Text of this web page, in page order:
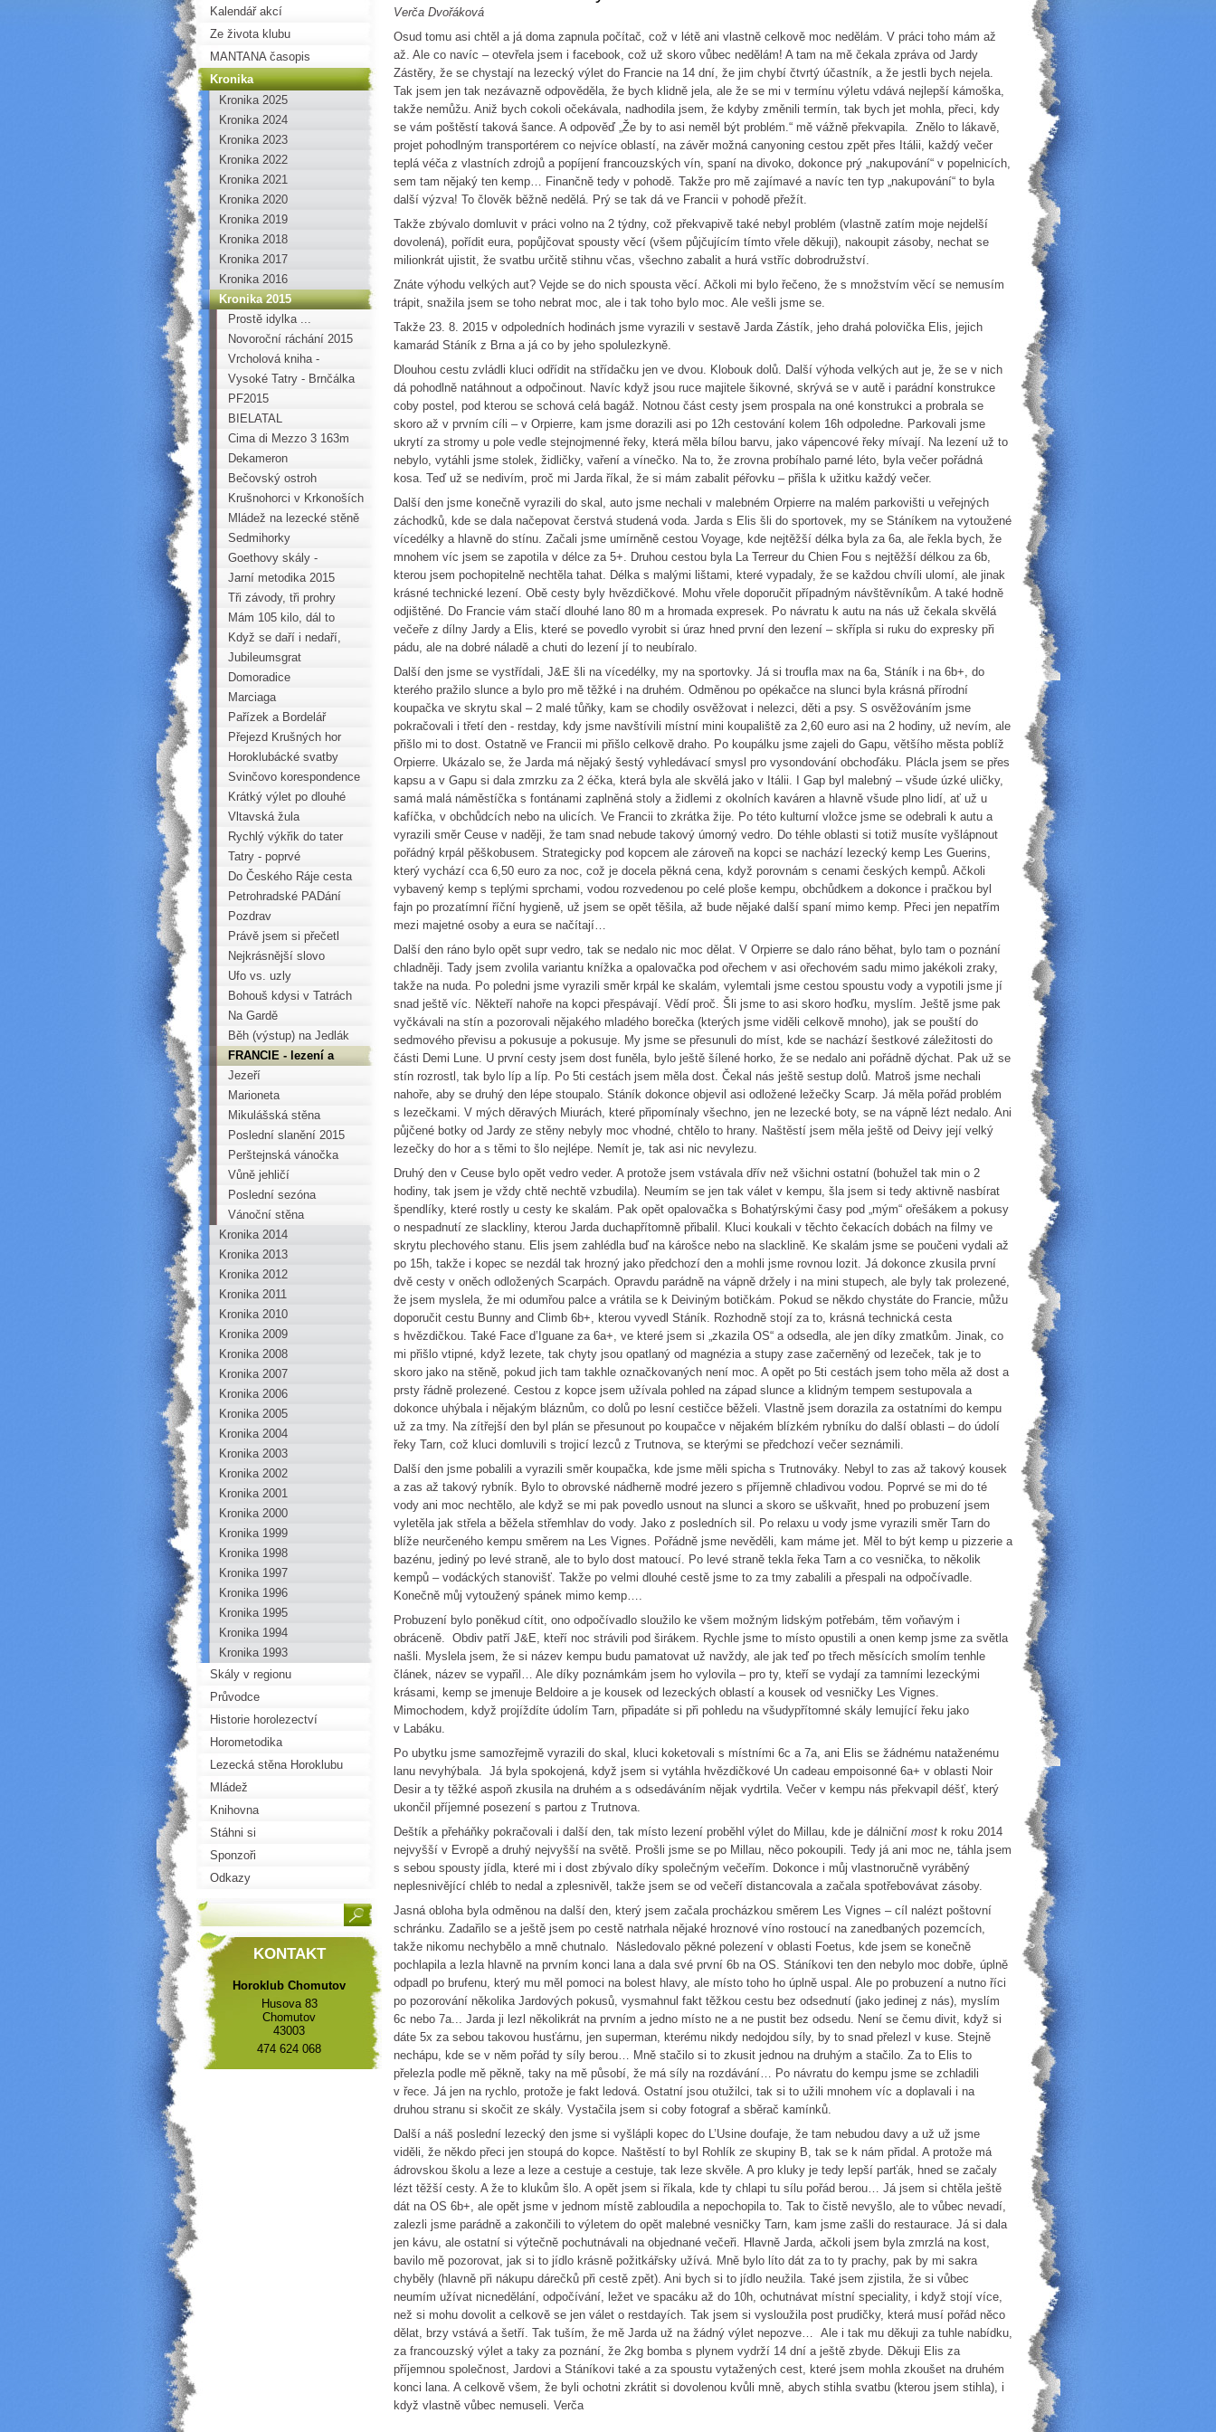
Verča Dvořáková
Osud tomu asi chtěl a já doma zapnula počítač, což v létě ani vlastně celkově moc nedělám. V práci toho mám až
až. Ale co navíc – otevřela jsem i facebook, což už skoro vůbec nedělám! A tam na mě čekala zpráva od Jardy
Zástěry, že se chystají na lezecký výlet do Francie na 14 dní, že jim chybí čtvrtý účastník, a že jestli bych nejela.
Tak jsem jen tak nezávazně odpověděla, že bych klidně jela, ale že se mi v termínu výletu vdává nejlepší kámoška,
takže nemůžu. Aniž bych cokoli očekávala, nadhodila jsem, že kdyby změnili termín, tak bych jet mohla, přeci, kdy
se vám poštěstí taková šance. A odpověď „Že by to asi neměl být problém.“ mě vážně překvapila. Znělo to lákavě,
projet pohodlným transportérem co nejvíce oblastí, na závěr možná canyoning cestou zpět přes Itálii, každý večer
teplá véča z vlastních zdrojů a popíjení francouzských vín, spaní na divoko, dokonce prý „nakupování“ v popelnicích,
sem tam nějaký ten kemp… Finančně tedy v pohodě. Takže pro mě zajímavé a navíc ten typ „nakupování“ to byla
další výzva! To člověk běžně nedělá. Prý se tak dá ve Francii v pohodě přežít.
Takže zbývalo domluvit v práci volno na 2 týdny, což překvapivě také nebyl problém (vlastně zatím moje nejdelší
dovolená), pořídit eura, popůjčovat spousty věcí (všem půjčujícím tímto vřele děkuji), nakoupit zásoby, nechat se
milionkrát ujistit, že svatbu určitě stihnu včas, všechno zabalit a hurá vstříc dobrodružství.
Znáte výhodu velkých aut? Vejde se do nich spousta věcí. Ačkoli mi bylo řečeno, že s množstvím věcí se nemusím
trápit, snažila jsem se toho nebrat moc, ale i tak toho bylo moc. Ale vešli jsme se.
Takže 23. 8. 2015 v odpoledních hodinách jsme vyrazili v sestavě Jarda Zástík, jeho drahá polovička Elis, jejich
kamarád Stáník z Brna a já co by jeho spolulezkyně.
Dlouhou cestu zvládli kluci odřídit na střídačku jen ve dvou. Klobouk dolů. Další výhoda velkých aut je, že se v nich
dá pohodlně natáhnout a odpočinout. Navíc když jsou ruce majitele šikovné, skrývá se v autě i parádní konstrukce
coby postel, pod kterou se schová celá bagáž. Notnou část cesty jsem prospala na oné konstrukci a probrala se
skoro až v prvním cíli – v Orpierre, kam jsme dorazili asi po 12h cestování kolem 16h odpoledne. Parkovali jsme
ukrytí za stromy u pole vedle stejnojmenné řeky, která měla bílou barvu, jako vápencové řeky mívají. Na lezení už to
nebylo, vytáhli jsme stolek, židličky, vaření a vínečko. Na to, že zrovna probíhalo parné léto, byla večer pořádná
kosa. Teď už se nedivím, proč mi Jarda říkal, že si mám zabalit péřovku – přišla k užitku každý večer.
Další den jsme konečně vyrazili do skal, auto jsme nechali v malebném Orpierre na malém parkovišti u veřejných
záchodků, kde se dala načepovat čerstvá studená voda. Jarda s Elis šli do sportovek, my se Stáníkem na vytoužené
vícedélky a hlavně do stínu. Začali jsme umírněně cestou Voyage, kde nejtěžší délka byla za 6a, ale řekla bych, že
mnohem víc jsem se zapotila v délce za 5+. Druhou cestou byla La Terreur du Chien Fou s nejtěžší délkou za 6b,
kterou jsem pochopitelně nechtěla tahat. Délka s malými lištami, které vypadaly, že se každou chvíli ulomí, ale jinak
krásné technické lezení. Obě cesty byly hvězdičkové. Mohu vřele doporučit případným návštěvníkům. A také hodně
odjištěné. Do Francie vám stačí dlouhé lano 80 m a hromada expresek. Po návratu k autu na nás už čekala skvělá
večeře z dílny Jardy a Elis, které se povedlo vyrobit si úraz hned první den lezení – skřípla si ruku do expresky při
pádu, ale na dobré náladě a chuti do lezení jí to neubíralo.
Další den jsme se vystřídali, J&E šli na vícedélky, my na sportovky. Já si troufla max na 6a, Stáník i na 6b+, do
kterého pražilo slunce a bylo pro mě těžké i na druhém. Odměnou po opékačce na slunci byla krásná přírodní
koupačka ve skrytu skal – 2 malé tůňky, kam se chodily osvěžovat i nelezci, děti a psy. S osvěžováním jsme
pokračovali i třetí den - restday, kdy jsme navštívili místní mini koupaliště za 2,60 euro asi na 2 hodiny, už nevím, ale
přišlo mi to dost. Ostatně ve Francii mi přišlo celkově draho. Po koupálku jsme zajeli do Gapu, většího města poblíž
Orpierre. Ukázalo se, že Jarda má nějaký šestý vyhledávací smysl pro vysondování obchoďáku. Plácla jsem se přes
kapsu a v Gapu si dala zmrzku za 2 éčka, která byla ale skvělá jako v Itálii. I Gap byl malebný – všude úzké uličky,
samá malá náměstíčka s fontánami zaplněná stoly a židlemi z okolních kaváren a hlavně všude plno lidí, ať už u
kafíčka, v obchůdcích nebo na ulicích. Ve Francii to zkrátka žije. Po této kulturní vložce jsme se odebrali k autu a
vyrazili směr Ceuse v naději, že tam snad nebude takový úmorný vedro. Do téhle oblasti si totiž musíte vyšlápnout
pořádný krpál pěškobusem. Strategicky pod kopcem ale zároveň na kopci se nachází lezecký kemp Les Guerins,
který vychází cca 6,50 euro za noc, což je docela pěkná cena, když porovnám s cenami českých kempů. Ačkoli
vybavený kemp s teplými sprchami, vodou rozvedenou po celé ploše kempu, obchůdkem a dokonce i pračkou byl
fajn po prozatímní říční hygieně, už jsem se opět těšila, až bude nějaké další spaní mimo kemp. Přeci jen nepatřím
mezi majetné osoby a eura se načítají…
Další den ráno bylo opět supr vedro, tak se nedalo nic moc dělat. V Orpierre se dalo ráno běhat, bylo tam o poznání
chladněji. Tady jsem zvolila variantu knížka a opalovačka pod ořechem v asi ořechovém sadu mimo jakékoli zraky,
takže na nuda. Po poledni jsme vyrazili směr krpál ke skalám, vylemtali jsme cestou spoustu vody a vypotili jsme jí
snad ještě víc. Někteří nahoře na kopci přespávají. Vědí proč. Šli jsme to asi skoro hoďku, myslím. Ještě jsme pak
vyčkávali na stín a pozorovali nějakého mladého borečka (kterých jsme viděli celkově mnoho), jak se pouští do
sedmového převisu a pokusuje a pokusuje. My jsme se přesunuli do míst, kde se nachází šestkové záležitosti do
části Demi Lune. U první cesty jsem dost funěla, bylo ještě šílené horko, že se nedalo ani pořádně dýchat. Pak už se
stín rozrostl, tak bylo líp a líp. Po 5ti cestách jsem měla dost. Čekal nás ještě sestup dolů. Matroš jsme nechali
nahoře, aby se druhý den lépe stoupalo. Stáník dokonce objevil asi odložené ležečky Scarp. Já měla pořád problém
s lezečkami. V mých děravých Miurách, které připomínaly všechno, jen ne lezecké boty, se na vápně lézt nedalo. Ani
půjčené botky od Jardy ze stěny nebyly moc vhodné, chtělo to hrany. Naštěstí jsem měla ještě od Deivy její velký
lezečky do hor a s těmi to šlo nejlépe. Nemít je, tak asi nic nevylezu.
Druhý den v Ceuse bylo opět vedro veder. A protože jsem vstávala dřív než všichni ostatní (bohužel tak min o 2
hodiny, tak jsem je vždy chtě nechtě vzbudila). Neumím se jen tak válet v kempu, šla jsem si tedy aktivně nasbírat
špendlíky, které rostly u cesty ke skalám. Pak opět opalovačka s Bohatýrskými časy pod „mým“ ořešákem a pokusy
o nespadnutí ze slackliny, kterou Jarda duchapřítomně přibalil. Kluci koukali v těchto čekacích dobách na filmy ve
skrytu plechového stanu. Elis jsem zahlédla buď na károšce nebo na slacklině. Ke skalám jsme se poučeni vydali až
po 15h, takže i kopec se nezdál tak hrozný jako předchozí den a mohli jsme rovnou lozit. Já dokonce zkusila první
dvě cesty v oněch odložených Scarpách. Opravdu parádně na vápně držely i na mini stupech, ale byly tak prolezené,
že jsem myslela, že mi odumřou palce a vrátila se k Deiviným botičkám. Pokud se někdo chystáte do Francie, můžu
doporučit cestu Bunny and Climb 6b+, kterou vyvedl Stáník. Rozhodně stojí za to, krásná technická cesta
s hvězdičkou. Také Face d’Iguane za 6a+, ve které jsem si „zkazila OS“ a odsedla, ale jen díky zmatkům. Jinak, co
mi přišlo vtipné, když lezete, tak chyty jsou opatlaný od magnézia a stupy zase začerněný od lezeček, tak je to
skoro jako na stěně, pokud jich tam takhle označkovaných není moc. A opět po 5ti cestách jsem toho měla až dost a
prsty řádně prolezené. Cestou z kopce jsem užívala pohled na západ slunce a klidným tempem sestupovala a
dokonce uhýbala i nějakým bláznům, co dolů po lesní cestičce běželi. Vlastně jsem dorazila za ostatními do kempu
už za tmy. Na zítřejší den byl plán se přesunout po koupačce v nějakém blízkém rybníku do další oblasti – do údolí
řeky Tarn, což kluci domluvili s trojicí lezců z Trutnova, se kterými se předchozí večer seznámili.
Další den jsme pobalili a vyrazili směr koupačka, kde jsme měli spicha s Trutnováky. Nebyl to zas až takový kousek
a zas až takový rybník. Bylo to obrovské nádherně modré jezero s příjemně chladivou vodou. Poprvé se mi do té
vody ani moc nechtělo, ale když se mi pak povedlo usnout na slunci a skoro se uškvařit, hned po probuzení jsem
vyletěla jak střela a běžela střemhlav do vody. Jako z posledních sil. Po relaxu u vody jsme vyrazili směr Tarn do
blíže neurčeného kempu směrem na Les Vignes. Pořádně jsme nevěděli, kam máme jet. Měl to být kemp u pizzerie a
bazénu, jediný po levé straně, ale to bylo dost matoucí. Po levé straně tekla řeka Tarn a co vesnička, to několik
kempů – vodáckých stanovišť. Takže po velmi dlouhé cestě jsme to za tmy zabalili a přespali na odpočívadle.
Konečně můj vytoužený spánek mimo kemp….
Probuzení bylo poněkud cítit, ono odpočívadlo sloužilo ke všem možným lidským potřebám, těm voňavým i
obráceně. Obdiv patří J&E, kteří noc strávili pod širákem. Rychle jsme to místo opustili a onen kemp jsme za světla
našli. Myslela jsem, že si název kempu budu pamatovat už navždy, ale jak teď po třech měsících smolím tenhle
článek, název se vypařil… Ale díky poznámkám jsem ho vylovila – pro ty, kteří se vydají za tamními lezeckými
krásami, kemp se jmenuje Beldoire a je kousek od lezeckých oblastí a kousek od vesničky Les Vignes.
Mimochodem, když projíždíte údolím Tarn, připadáte si při pohledu na všudypřítomné skály lemující řeku jako
v Labáku.
Po ubytku jsme samozřejmě vyrazili do skal, kluci koketovali s místními 6c a 7a, ani Elis se žádnému nataženému
lanu nevyhýbala. Já byla spokojená, když jsem si vytáhla hvězdičkové Un cadeau empoisonné 6a+ v oblasti Noir
Desir a ty těžké aspoň zkusila na druhém a s odsedáváním nějak vydrtila. Večer v kempu nás překvapil déšť, který
ukončil příjemné posezení s partou z Trutnova.
Deštík a přeháňky pokračovali i další den, tak místo lezení proběhl výlet do Millau, kde je dálniční most k roku 2014
nejvyšší v Evropě a druhý nejvyšší na světě. Prošli jsme se po Millau, něco pokoupili. Tedy já ani moc ne, táhla jsem
s sebou spousty jídla, které mi i dost zbývalo díky společným večeřím. Dokonce i můj vlastnoručně vyráběný
neplesnivějící chléb to nedal a zplesnivěl, takže jsem se od večeří distancovala a začala spotřebovávat zásoby.
Jasná obloha byla odměnou na další den, který jsem začala procházkou směrem Les Vignes – cíl nalézt poštovní
schránku. Zadařilo se a ještě jsem po cestě natrhala nějaké hroznové víno rostoucí na zanedbaných pozemcích,
takže nikomu nechybělo a mně chutnalo. Následovalo pěkné polezení v oblasti Foetus, kde jsem se konečně
pochlapila a lezla hlavně na prvním konci lana a dala své první 6b na OS. Stáníkovi ten den nebylo moc dobře, úplně
odpadl po brufenu, který mu měl pomoci na bolest hlavy, ale místo toho ho úplně uspal. Ale po probuzení a nutno říci
po pozorování několika Jardových pokusů, vysmahnul fakt těžkou cestu bez odsednutí (jako jedinej z nás), myslím
6c nebo 7a... Jarda ji lezl několikrát na prvním a jedno místo ne a ne pustit bez odsedu. Není se čemu divit, když si
dáte 5x za sebou takovou husťárnu, jen superman, kterému nikdy nedojdou síly, by to snad přelezl v kuse. Stejně
nechápu, kde se v něm pořád ty síly berou… Mně stačilo si to zkusit jednou na druhým a stačilo. Za to Elis to
přelezla podle mě pěkně, taky na mě působí, že má síly na rozdávání… Po návratu do kempu jsme se zchladili
v řece. Já jen na rychlo, protože je fakt ledová. Ostatní jsou otužilci, tak si to užili mnohem víc a doplavali i na
druhou stranu si skočit ze skály. Vystačila jsem si coby fotograf a sběrač kamínků.
Další a náš poslední lezecký den jsme si vyšlápli kopec do L’Usine doufaje, že tam nebudou davy a už už jsme
viděli, že někdo přeci jen stoupá do kopce. Naštěstí to byl Rohlík ze skupiny B, tak se k nám přidal. A protože má
ádrovskou školu a leze a leze a cestuje a cestuje, tak leze skvěle. A pro kluky je tedy lepší parťák, hned se začaly
lézt těžší cesty. A že to klukům šlo. A opět jsem si říkala, kde ty chlapi tu sílu pořád berou… Já jsem si chtěla ještě
dát na OS 6b+, ale opět jsme v jednom místě zabloudila a nepochopila to. Tak to čistě nevyšlo, ale to vůbec nevadí,
zalezli jsme parádně a zakončili to výletem do opět malebné vesničky Tarn, kam jsme zašli do restaurace. Já si dala
jen kávu, ale ostatní si výtečně pochutnávali na objednané večeři. Hlavně Jarda, ačkoli jsem byla zmrzlá na kost,
bavilo mě pozorovat, jak si to jídlo krásně požitkářsky užívá. Mně bylo líto dát za to ty prachy, pak by mi sakra
chyběly (hlavně při nákupu dárečků při cestě zpět). Ani bych si to jídlo neužila. Také jsem zjistila, že si vůbec
neumím užívat nicnedělání, odpočívání, ležet ve spacáku až do 10h, ochutnávat místní speciality, i když stojí více,
než si mohu dovolit a celkově se jen válet o restdayích. Tak jsem si vysloužila post prudičky, která musí pořád něco
dělat, brzy vstává a šetří. Tak tuším, že mě Jarda už na žádný výlet nepozve… Ale i tak mu děkuji za tuhle nabídku,
za francouzský výlet a taky za poznání, že 2kg bomba s plynem vydrží 14 dní a ještě zbyde. Děkuji Elis za
příjemnou společnost, Jardovi a Stáníkovi také a za spoustu vytažených cest, které jsem mohla zkoušet na druhém
konci lana. A celkově všem, že byli ochotni zkrátit si dovolenou kvůli mně, abych stihla svatbu (kterou jsem stihla), i
když vlastně vůbec nemuseli. Verča
Kalendář akcí
Ze života klubu
MANTANA časopis
Kronika
Kronika 2025
Kronika 2024
Kronika 2023
Kronika 2022
Kronika 2021
Kronika 2020
Kronika 2019
Kronika 2018
Kronika 2017
Kronika 2016
Kronika 2015
Prostě idylka ...
Novoroční ráchání 2015
Vrcholová kniha -
Zámecká jehla
Vysoké Tatry - Brnčálka
PF2015
BIELATAL
Cima di Mezzo 3 163m
Dekameron
Bečovský ostroh
Krušnohorci v Krkonoších
Mládež na lezecké stěně
Horoklubu na gymnáziu v
Kadani
Sedmihorky
Goethovy skály -
Komplet 2015
Jarní metodika 2015
Tři závody, tři prohry
Mám 105 kilo, dál to
nejde....
Když se daří i nedaří,
aneb turistka v Julských
Alpách
Jubileumsgrat
Domoradice
Marciaga
Pařízek a Bordelář
Přejezd Krušných hor
(PKH) na běžkách
Horoklubácké svatby
Svinčovo korespondence
Krátký výlet po dlouhé
době
Vltavská žula
Rychlý výkřik do tater
Tatry - poprvé
Do Českého Ráje cesta
příjemná je, duláj, dudláj,
dá...
Petrohradské PADání
2015
Pozdrav
Právě jsem si přečetl
úvodník ...
Nejkrásnější slovo
Ufo vs. uzly
Bohouš kdysi v Tatrách
Na Gardě
Běh (výstup) na Jedlák
FRANCIE - lezení a
toulky
Jezeří
Marioneta
Mikulášská stěna
Poslední slanění 2015
Perštejnská vánočka
Vůně jehličí
Poslední sezóna
Vánoční stěna
Kronika 2014
Kronika 2013
Kronika 2012
Kronika 2011
Kronika 2010
Kronika 2009
Kronika 2008
Kronika 2007
Kronika 2006
Kronika 2005
Kronika 2004
Kronika 2003
Kronika 2002
Kronika 2001
Kronika 2000
Kronika 1999
Kronika 1998
Kronika 1997
Kronika 1996
Kronika 1995
Kronika 1994
Kronika 1993
Skály v regionu
Průvodce
Historie horolezectví
Horometodika
Lezecká stěna Horoklubu
Mládež
Knihovna
Stáhni si
Sponzoři
Odkazy
KONTAKT
Horoklub Chomutov
Husova 83
Chomutov
43003
474 624 068